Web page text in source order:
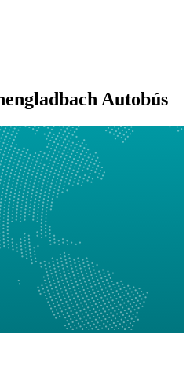
Autobús